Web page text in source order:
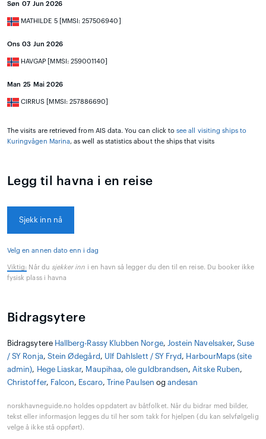
Søn 07 Jun 2026
MATHILDE 5 [MMSI: 257506940]
Ons 03 Jun 2026
HAVGAP [MMSI: 259001140]
Man 25 Mai 2026
CIRRUS [MMSI: 257886690]
The visits are retrieved from AIS data. You can click tosee all visiting ships to
Kuringvågen Marina, as well as statistics about the ships that visits
Legg til havna i en reise
Sjekk inn nå
Velg en annen dato enn i dag
Viktig: Når du sjekker inn i en havn så legger du den til en reise. Du booker ikke
fysisk plass i havna
Bidragsytere
Bidragsytere Hallberg-Rassy Klubben Norge, Jostein Navelsaker,Suse
/ SY Ronja, Stein Ødegård , Ulf Dahlslett / SY Fryd , HarbourMaps (site
admin), Hege Liaskar, Maupihaa,ole guldbrandsen, Aitske Ruben,
Christoffer, Falcon, Escaro, Trine Paulsen ogandesan
norskhavneguide.no holdes oppdatert av båtfolket. Når du bidrar med bilder,
tekst eller informasjon legges du til her som takk for hjelpen (du kan selvfølgelig
velge å ikke stå oppført).